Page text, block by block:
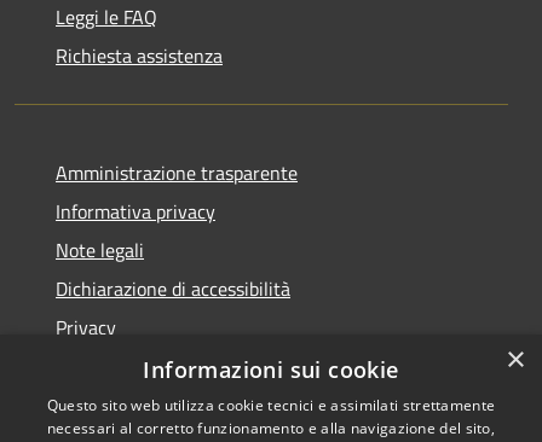
Leggi le FAQ
Richiesta assistenza
Amministrazione trasparente
Informativa privacy
Note legali
Dichiarazione di accessibilità
Privacy
×
Informazioni sui cookie
Questo sito web utilizza cookie tecnici e assimilati strettamente
necessari al corretto funzionamento e alla navigazione del sito,